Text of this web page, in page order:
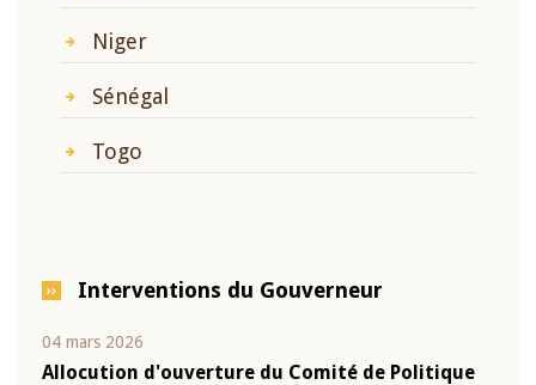
Niger
Sénégal
Togo
Interventions du Gouverneur
04 mars 2026
Allocution d'ouverture du Comité de Politique